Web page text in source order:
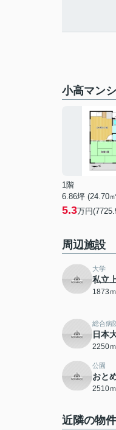
小高マン
1階
6.86坪 (24.70
5.3万円
周辺施設
大学
私立
1873
総合病
日本
2250
公園
おと
2510
近隣の物件